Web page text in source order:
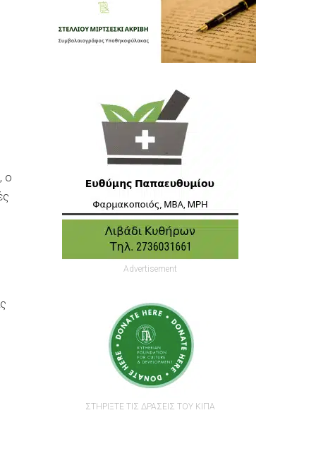
ο
Advertisement
ΣΤΗΡΙΞΤΕ ΤΙΣ ΔΡΑΣΕΙΣ ΤΟΥ ΚΙΠΑ